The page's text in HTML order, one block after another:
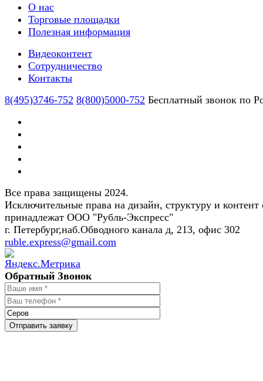
О нас
Торговые площадки
Полезная информация
Видеоконтент
Сотрудничество
Контакты
8(495)3746-752 8(800)5000-752 Бесплатный звонок по
Все права защищены 2024.
Исключительные права на дизайн, структуру и контент
принадлежат ООО "Рубль-Экспресс"
г. Петербург,наб.Обводного канала д, 213, офис 302
ruble.express@gmail.com
Обратный Звонок